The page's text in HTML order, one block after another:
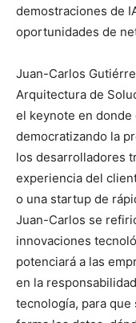
demostraciones de
oportunidades de
Juan-Carlos
Arquitectura de
el keynote en donde
democratizando la
los desarrolladores
experiencia del
o una startup de
Juan-Carlos se
innovaciones
potenciará a las
en la
tecnología, para